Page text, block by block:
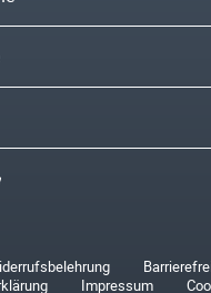
Impressum